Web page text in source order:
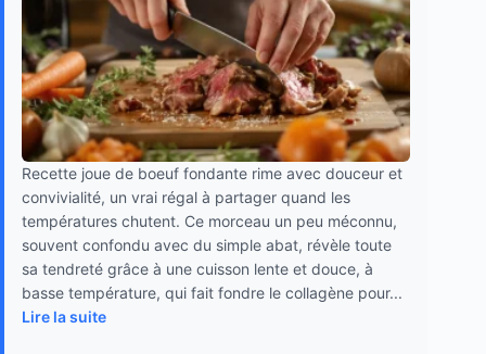
Recette joue de boeuf fondante rime avec douceur et
convivialité, un vrai régal à partager quand les
températures chutent. Ce morceau un peu méconnu,
souvent confondu avec du simple abat, révèle toute
sa tendreté grâce à une cuisson lente et douce, à
basse température, qui fait fondre le collagène pour...
Lire la suite